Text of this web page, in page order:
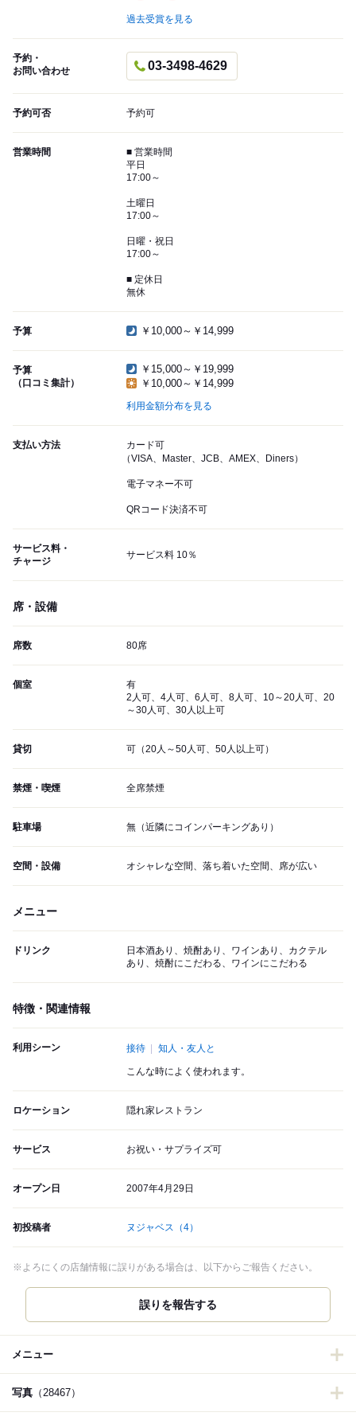
過去受賞を見る
予約・
お問い合わせ
03-3498-4629
予約可否 予約可
営業時間
■ 営業時間
平日
17:00～
土曜日
17:00～
日曜・祝日
17:00～
■ 定休日
無休
予算 ￥10,000～￥14,999
予算
（口コミ集計）
￥15,000～￥19,999
￥10,000～￥14,999
利用金額分布を見る
支払い方法
カード可
（VISA、Master、JCB、AMEX、Diners）
電子マネー不可
QRコード決済不可
サービス料・
チャージ
サービス料 10％
席・設備
席数 80席
個室
有
2人可、4人可、6人可、8人可、10～20人可、20
～30人可、30人以上可
貸切 可（20人～50人可、50人以上可）
禁煙・喫煙 全席禁煙
駐車場 無（近隣にコインパーキングあり）
空間・設備 オシャレな空間、落ち着いた空間、席が広い
メニュー
ドリンク
日本酒あり、焼酎あり、ワインあり、カクテル
あり、焼酎にこだわる、ワインにこだわる
特徴・関連情報
利用シーン 接待 知人・友人と
こんな時によく使われます。
ロケーション 隠れ家レストラン
サービス お祝い・サプライズ可
オープン日 2007年4月29日
初投稿者 ヌジャベス （4）
※よろにくの店舗情報に誤りがある場合は、以下からご報告ください。
誤りを報告する
メニュー
写真 （28467）